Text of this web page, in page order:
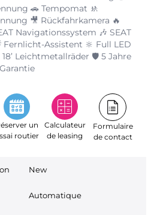
🚗 Tempomat 🚸
🎥 Rückfahrkamera 🔥
Navigationssystem 🎶 SEAT
Assistent 🔆 Full LED
Leichtmetallräder 🛡️ 5 Jahre
Garantie
un
routier
Calculateur
de leasing
Formulaire
de contact
New
Automatique